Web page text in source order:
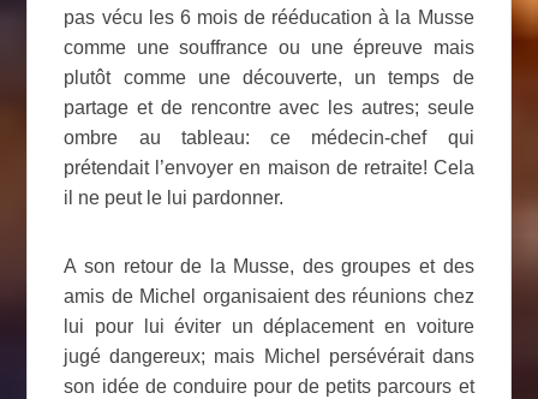
pas vécu les 6 mois de rééducation à la Musse
comme une souffrance ou une épreuve mais
plutôt comme une découverte, un temps de
partage et de rencontre avec les autres; seule
ombre au tableau: ce médecin-chef qui
prétendait l’envoyer en maison de retraite! Cela
il ne peut le lui pardonner.
A son retour de la Musse, des groupes et des
amis de Michel organisaient des réunions chez
lui pour lui éviter un déplacement en voiture
jugé dangereux; mais Michel persévérait dans
son idée de conduire pour de petits parcours et